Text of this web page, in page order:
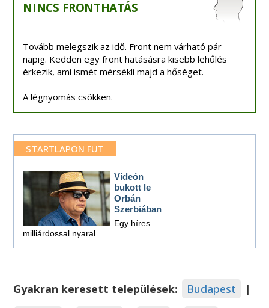
NINCS FRONTHATÁS
Tovább melegszik az idő. Front nem várható pár
napig. Kedden egy front hatásásra kisebb lehűlés
érkezik, ami ismét mérsékli majd a hőséget.
A légnyomás csökken.
STARTLAPON FUT
Videón
bukott le
Orbán
Szerbiában
Egy híres
milliárdossal nyaral.
Gyakran keresett települések: Budapest
|